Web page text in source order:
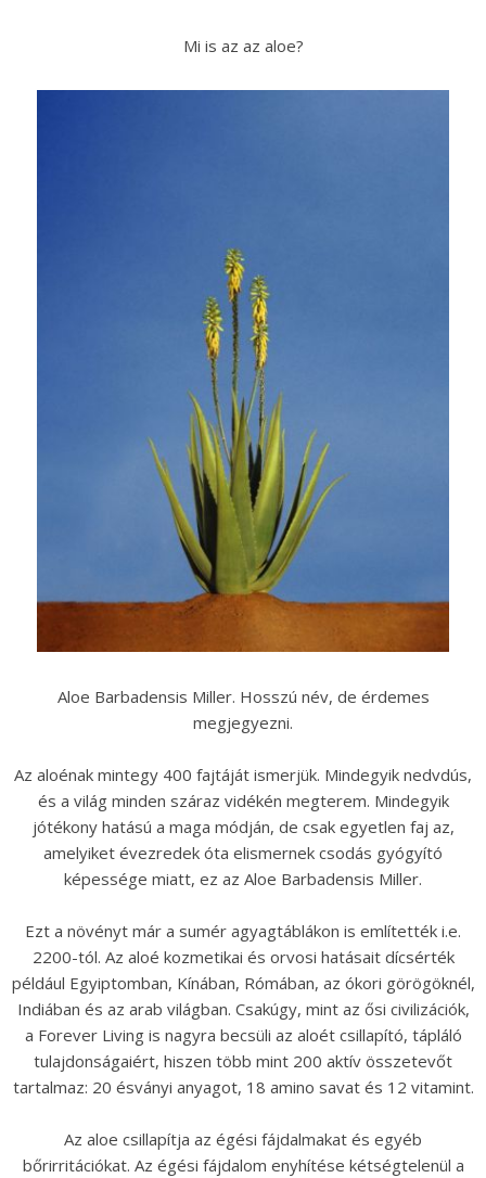
Mi is az az aloe?
Aloe Barbadensis Miller. Hosszú név, de érdemes
megjegyezni.
Az aloénak mintegy 400 fajtáját ismerjük. Mindegyik nedvdús,
és a világ minden száraz vidékén megterem. Mindegyik
jótékony hatású a maga módján, de csak egyetlen faj az,
amelyiket évezredek óta elismernek csodás gyógyító
képessége miatt, ez az Aloe Barbadensis Miller.
Ezt a növényt már a sumér agyagtáblákon is említették i.e.
2200-tól. Az aloé kozmetikai és orvosi hatásait dícsérték
például Egyiptomban, Kínában, Rómában, az ókori görögöknél,
Indiában és az arab világban. Csakúgy, mint az ősi civilizációk,
a Forever Living is nagyra becsüli az aloét csillapító, tápláló
tulajdonságaiért, hiszen több mint 200 aktív összetevőt
tartalmaz: 20 ésványi anyagot, 18 amino savat és 12 vitamint.
Az aloe csillapítja az égési fájdalmakat és egyéb
bőrirritációkat. Az égési fájdalom enyhítése kétségtelenül a